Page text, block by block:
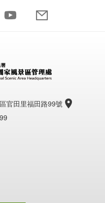
官田里福田路99號